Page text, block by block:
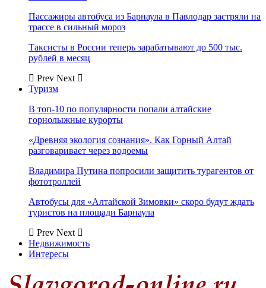
Пассажиры автобуса из Барнаула в Павлодар застряли на
трассе в сильный мороз
Таксисты в России теперь зарабатывают до 500 тыс.
рублей в месяц
Prev Next
Туризм
В топ-10 по популярности попали алтайские
горнолыжные курорты
«Древняя экология сознания». Как Горный Алтай
разговаривает через водоемы
Владимира Путина попросили защитить турагентов от
фототроллей
Автобусы для «Алтайской Зимовки» скоро будут ждать
туристов на площади Барнаула
Prev Next
Недвижимость
Интересы